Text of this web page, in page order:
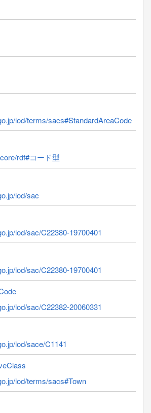
lod/terms/sacs#StandardAreaCode
rdf#コード型
lod/sac
lod/sac/C22380-19700401
lod/sac/C22380-19700401
lod/sac/C22382-20060331
lod/sace/C1141
lod/terms/sacs#Town